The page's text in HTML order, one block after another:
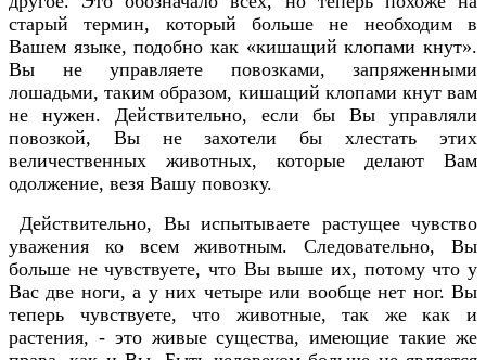
старый термин, который больше не необходим в
Вашем языке, подобно как «кишащий клопами кнут».
Вы не управляете повозками, запряженными
лошадьми, таким образом, кишащий клопами кнут вам
не нужен. Действительно, если бы Вы управляли
повозкой, Вы не захотели бы хлестать этих
величественных животных, которые делают Вам
одолжение, везя Вашу повозку.
Действительно, Вы испытываете растущее чувство
уважения ко всем животным. Следовательно, Вы
больше не чувствуете, что Вы выше их, потому что у
Вас две ноги, а у них четыре или вообще нет ног. Вы
теперь чувствуете, что животные, так же как и
растения, - это живые существа, имеющие такие же